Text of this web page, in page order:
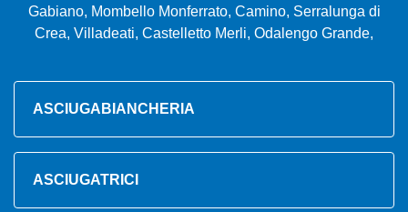
Gabiano, Mombello Monferrato, Camino, Serralunga di
Crea, Villadeati, Castelletto Merli, Odalengo Grande,
ASCIUGABIANCHERIA
ASCIUGATRICI